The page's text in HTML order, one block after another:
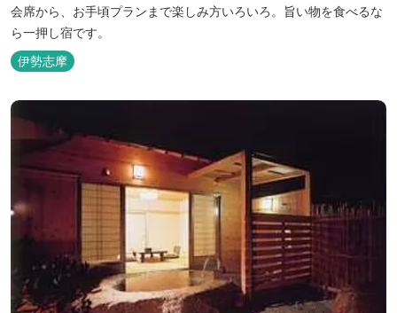
会席から、お手頃プランまで楽しみ方いろいろ。旨い物を食べるな
ら一押し宿です。
伊勢志摩